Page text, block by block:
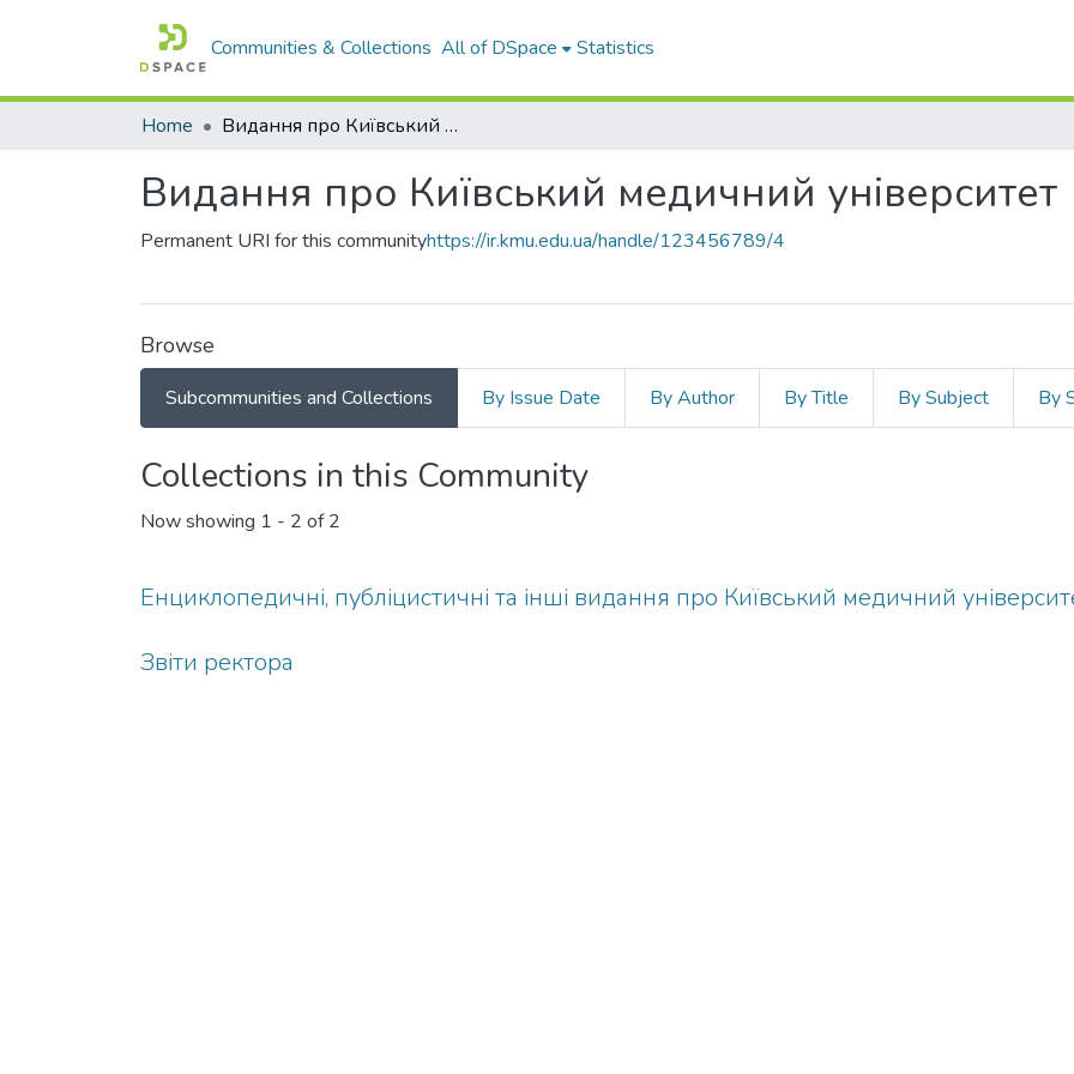
Communities & Collections All of DSpace Statistics
Home Видання про Київський медичний університет
Видання про Київський медичний університет
Permanent URI for this communityhttps://ir.kmu.edu.ua/handle/123456789/4
Browse
Subcommunities and Collections By Issue Date By Author By Title By Subject By
Collections in this Community
Now showing 1 - 2 of 2
Енциклопедичні, публіцистичні та інші видання про Київський медичний
Звіти ректора